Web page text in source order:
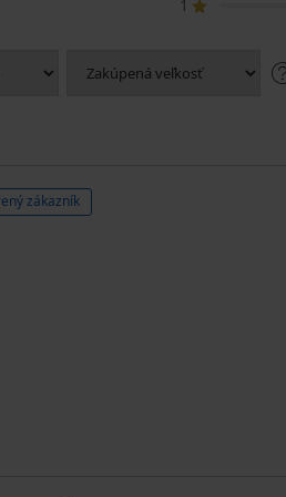
1
zákazník